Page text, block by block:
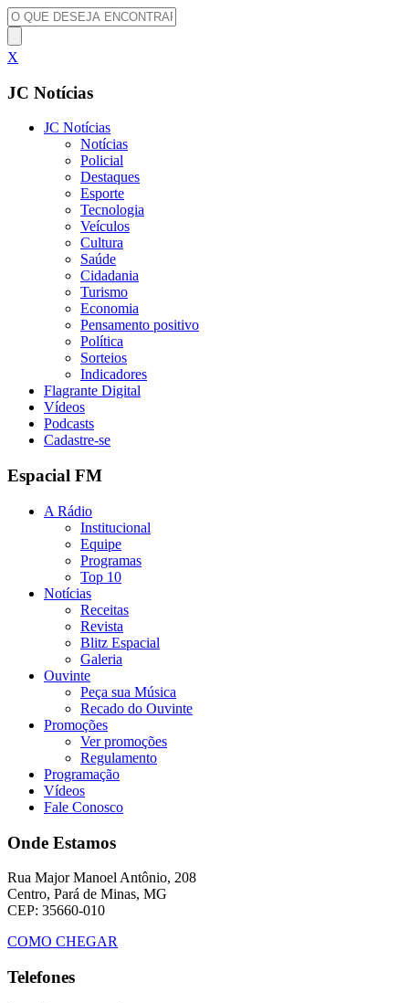
X
JC Notícias
JC Notícias
Notícias
Policial
Destaques
Esporte
Tecnologia
Veículos
Cultura
Saúde
Cidadania
Turismo
Economia
Pensamento positivo
Política
Sorteios
Indicadores
Flagrante Digital
Vídeos
Podcasts
Cadastre-se
Espacial FM
A Rádio
Institucional
Equipe
Programas
Top 10
Notícias
Receitas
Revista
Blitz Espacial
Galeria
Ouvinte
Peça sua Música
Recado do Ouvinte
Promoções
Ver promoções
Regulamento
Programação
Vídeos
Fale Conosco
Onde Estamos
Rua Major Manoel Antônio, 208
Centro, Pará de Minas, MG
CEP: 35660-010
COMO CHEGAR
Telefones